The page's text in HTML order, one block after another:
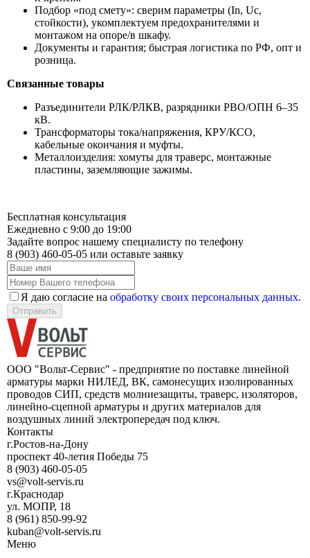
Подбор «под смету»: сверим параметры (In, Uc,
стойкости), укомплектуем предохранителями и
монтажом на опоре/в шкафу.
Документы и гарантия; быстрая логистика по РФ, опт и
розница.
Связанные товары
Разъединители РЛК/РЛКВ, разрядники РВО/ОПН 6–35
кВ.
Трансформаторы тока/напряжения, КРУ/КСО,
кабельные окончания и муфты.
Металлоизделия: хомуты для траверс, монтажные
пластины, заземляющие зажимы.
Бесплатная консультация
Ежедневно с 9:00 до 19:00
Задайте вопрос нашему специалисту по телефону
8 (903) 460-05-05 или оставьте заявку
Я даю согласие на обработку своих персональных данных.
Отправить
ООО "Вольт-Сервис" - предприятие по поставке линейной
арматуры марки НИЛЕД, ВК, самонесущих изолированных
проводов СИП, средств молниезащиты, траверс, изоляторов,
линейно-сцепной арматуры и других материалов для
воздушных линий электропередач под ключ.
Контакты
г.Ростов-на-Дону
проспект 40-летия Победы 75
8 (903) 460-05-05
vs@volt-servis.ru
г.Краснодар
ул. МОПР, 18
8 (961) 850-99-92
kuban@volt-servis.ru
Меню